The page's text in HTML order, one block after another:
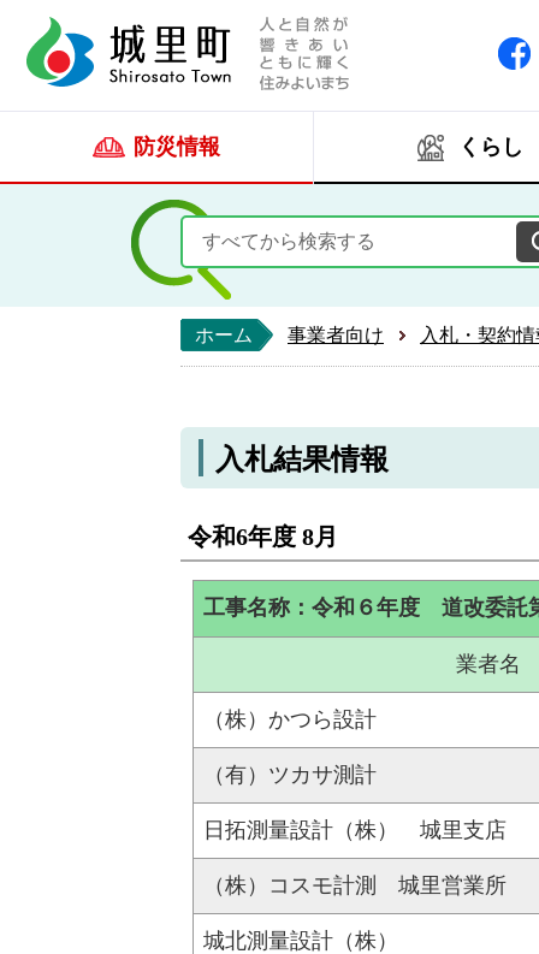
防災情報 くらし
ホーム 事業者向け 入札・契約
入札結果情報
令和6年度 8月
工事名称：令和６年度 道改委託
業者名
（株）かつら設計
（有）ツカサ測計
日拓測量設計（株） 城里支店
（株）コスモ計測 城里営業所
城北測量設計（株）